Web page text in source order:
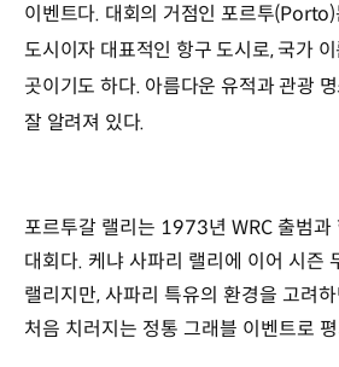
이벤트다. 대회의 거점인 포르투
도시이자 대표적인 항구 도시로, 국가
곳이기도 하다. 아름다운 유적과 관광
잘 알려져 있다.
포르투갈 랠리는 1973년 WRC 출범과
대회다. 케냐 사파리 랠리에 이어 시즌
랠리지만, 사파리 특유의 환경을 고려
처음 치러지는 정통 그래블 이벤트로